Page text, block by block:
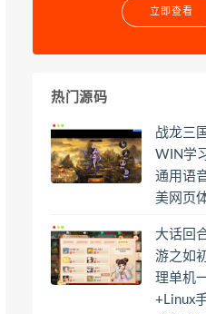
立即查看
热门源码
战龙三
WIN学
通用语
美网页
大话回
游之如
理单机
+Linux